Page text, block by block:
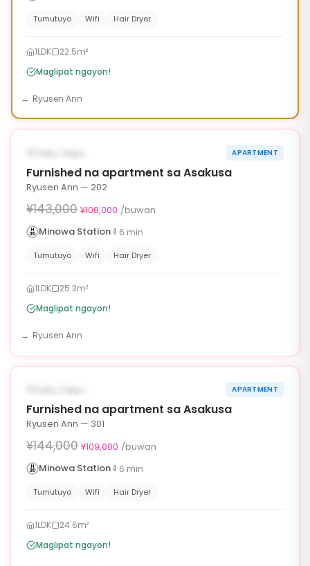
Tumutuyo Wifi Hair Dryer
1LDK
22.5m²
Maglipat ngayon!
Ryusen Ann
‹ ›
APARTMENT
Furnished na apartment sa Asakusa
Ryusen Ann — 202
¥143,000 ¥108,000 /buwan
Minowa Station
6 min
Tumutuyo Wifi Hair Dryer
1LDK
25.3m²
Maglipat ngayon!
Ryusen Ann
‹ ›
APARTMENT
Furnished na apartment sa Asakusa
Ryusen Ann — 301
¥144,000 ¥109,000 /buwan
Minowa Station
6 min
Tumutuyo Wifi Hair Dryer
1LDK
24.6m²
Maglipat ngayon!